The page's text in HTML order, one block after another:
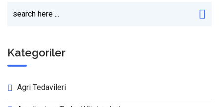
Kategoriler
Agri Tedavileri